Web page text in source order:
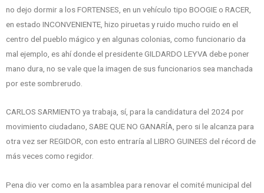
no dejo dormir a los FORTENSES, en un vehículo tipo BOOGIE o RACER,
en estado INCONVENIENTE, hizo piruetas y ruido mucho ruido en el
centro del pueblo mágico y en algunas colonias, como funcionario da
mal ejemplo, es ahí donde el presidente GILDARDO LEYVA debe poner
mano dura, no se vale que la imagen de sus funcionarios sea manchada
por este sombrerudo.
CARLOS SARMIENTO ya trabaja, sí, para la candidatura del 2024 por
movimiento ciudadano, SABE QUE NO GANARÍA, pero si le alcanza para
otra vez ser REGIDOR, con esto entraría al LIBRO GUINEES del récord de
más veces como regidor.
Pena dio ver como en la asamblea para renovar el comité municipal del